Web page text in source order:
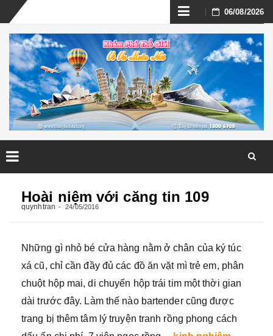
Skip
to
content
06/08/2026
content
Hoài niệm với căng tin 109
quynhtran 24/05/2016
Những gì nhỏ bé cửa hàng nằm ở chân của ký túc
xá cũ, chỉ cần đầy đủ các đồ ăn vặt mì trẻ em, phân
chuột hộp mai, di chuyển hộp trái tim một thời gian
dài trước đây. Làm thế nào bartender cũng được
trang bị thêm tâm lý truyện tranh rồng phong cách